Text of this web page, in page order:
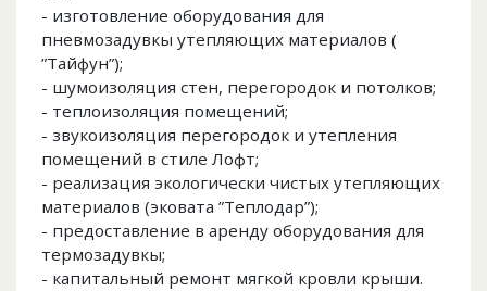
- изготовление оборудования для
пневмозадувкы утепляющих материалов (
”Тайфун”);
- шумоизоляция стен, перегородок и потолков;
- теплоизоляция помещений;
- звукоизоляция перегородок и утепления
помещений в стиле Лофт;
- реализация экологически чистых утепляющих
материалов (эковата ”Теплодар”);
- предоставление в аренду оборудования для
термозадувкы;
- капитальный ремонт мягкой кровли крыши.